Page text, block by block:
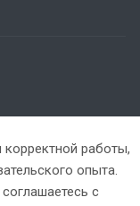
работы,
опыта.
с